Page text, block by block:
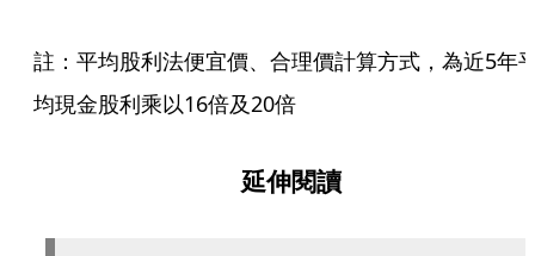
註：平均股利法便宜價、合理價計算方式，為近5年
均現金股利乘以16倍及20倍
延伸閱讀